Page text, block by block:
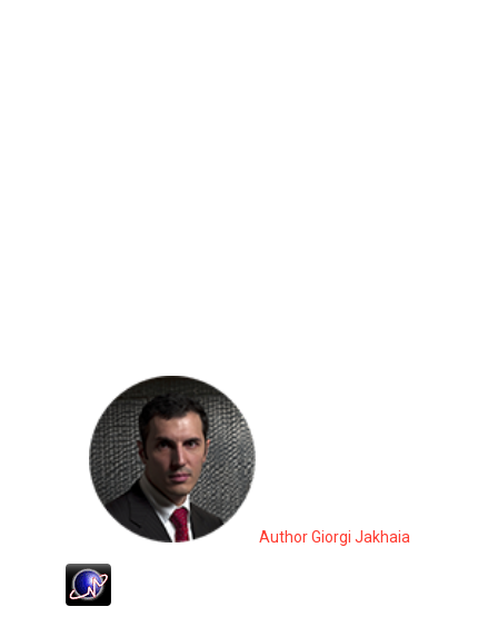
Author Giorgi Jakhaia